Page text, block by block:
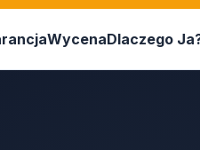
WycenaDlaczego